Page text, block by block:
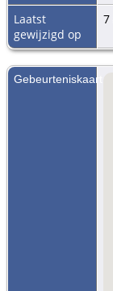
Laatst
gewijzigd op
7
Gebeurteniskaart